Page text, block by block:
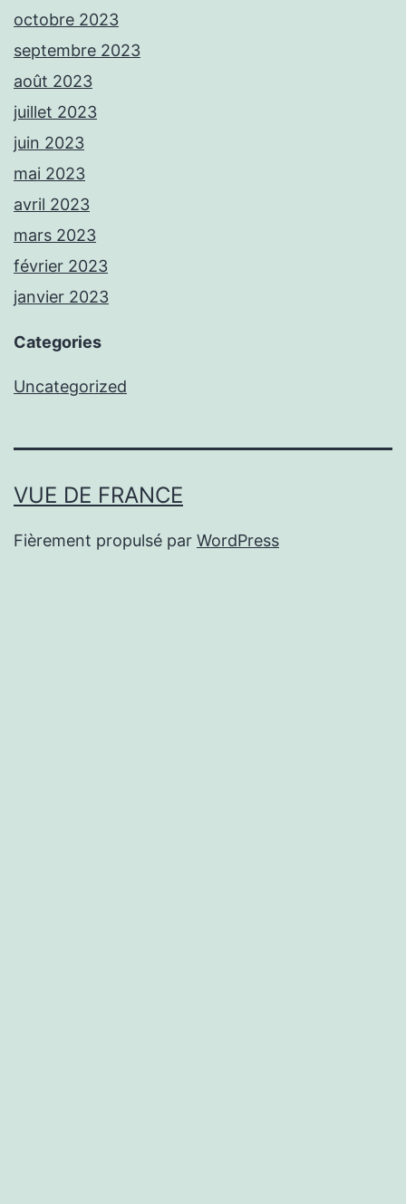
octobre 2023
septembre 2023
août 2023
juillet 2023
juin 2023
mai 2023
avril 2023
mars 2023
février 2023
janvier 2023
Categories
Uncategorized
VUE DE FRANCE
Fièrement propulsé par WordPress